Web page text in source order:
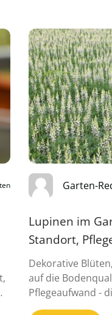
Garten-
Lupinen im
Standort,
Dekorative
auf die
Pflegeaufwand -
zahlreiche Vorzü...